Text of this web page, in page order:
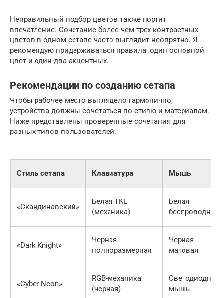
Неправильный подбор цветов также портит
впечатление. Сочетание более чем трех контрастных
цветов в одном сетапе часто выглядит неопрятно. Я
рекомендую придерживаться правила: один основной
цвет и один-два акцентных.
Рекомендации по созданию сетапа
Чтобы рабочее место выглядело гармонично,
устройства должны сочетаться по стилю и материалам.
Ниже представлены проверенные сочетания для
разных типов пользователей.
Стиль сетапа Клавиатура Мышь
«Скандинавский»
Белая TKL
(механика)
Белая
беспроводная
«Dark Knight»
Черная
полноразмерная
Черная
матовая
«Cyber Neon»
RGB-механика
(черная)
Светодиодная
мышь